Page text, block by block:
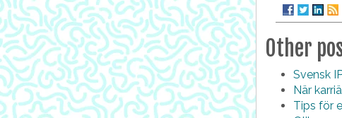
Other
Svensk
När
Tips för